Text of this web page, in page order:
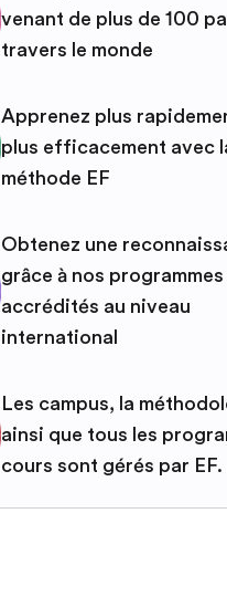
venant de plus de 100
travers le monde
Apprenez plus
plus efficacement avec
méthode EF
Obtenez une
grâce à nos programmes
accrédités au niveau
international
Les campus, la
ainsi que tous les
cours sont gérés par EF.